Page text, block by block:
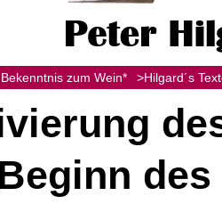
zum Wein* >Hilgard´s
des